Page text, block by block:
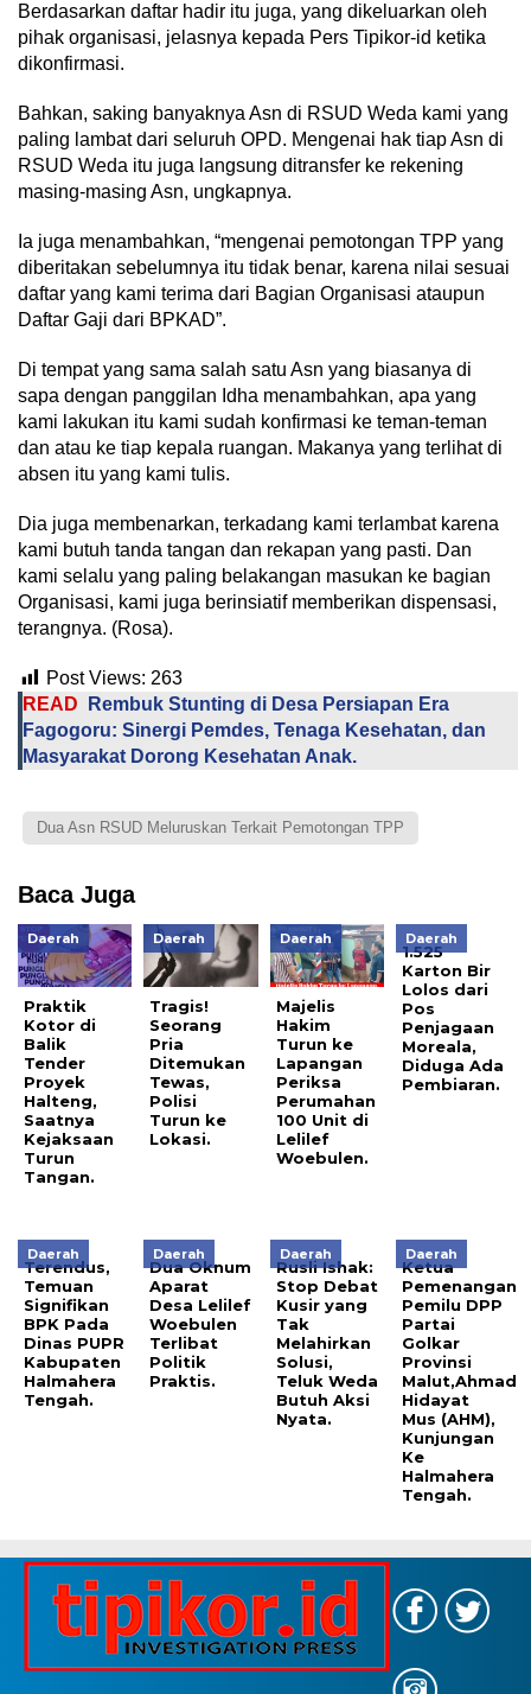
Berdasarkan daftar hadir itu juga, yang dikeluarkan oleh
pihak organisasi, jelasnya kepada Pers Tipikor-id ketika
dikonfirmasi.
Bahkan, saking banyaknya Asn di RSUD Weda kami yang
paling lambat dari seluruh OPD. Mengenai hak tiap Asn di
RSUD Weda itu juga langsung ditransfer ke rekening
masing-masing Asn, ungkapnya.
Ia juga menambahkan, “mengenai pemotongan TPP yang
diberitakan sebelumnya itu tidak benar, karena nilai sesuai
daftar yang kami terima dari Bagian Organisasi ataupun
Daftar Gaji dari BPKAD”.
Di tempat yang sama salah satu Asn yang biasanya di
sapa dengan panggilan Idha menambahkan, apa yang
kami lakukan itu kami sudah konfirmasi ke teman-teman
dan atau ke tiap kepala ruangan. Makanya yang terlihat di
absen itu yang kami tulis.
Dia juga membenarkan, terkadang kami terlambat karena
kami butuh tanda tangan dan rekapan yang pasti. Dan
kami selalu yang paling belakangan masukan ke bagian
Organisasi, kami juga berinsiatif memberikan dispensasi,
terangnya. (Rosa).
Post Views: 263
READ
Rembuk Stunting di Desa Persiapan Era
Fagogoru: Sinergi Pemdes, Tenaga Kesehatan, dan
Masyarakat Dorong Kesehatan Anak.
Dua Asn RSUD Meluruskan Terkait Pemotongan TPP
Baca Juga
Daerah
Praktik
Kotor di
Balik
Tender
Proyek
Halteng,
Saatnya
Kejaksaan
Turun
Tangan.
Daerah
Tragis!
Seorang
Pria
Ditemukan
Tewas,
Polisi
Turun ke
Lokasi.
Daerah
Majelis
Hakim
Turun ke
Lapangan
Periksa
Perumahan
100 Unit di
Lelilef
Woebulen.
Daerah
1.525
Karton Bir
Lolos dari
Pos
Penjagaan
Moreala,
Diduga Ada
Pembiaran.
Daerah
Terendus,
Temuan
Signifikan
BPK Pada
Dinas PUPR
Kabupaten
Halmahera
Tengah.
Daerah
Dua Oknum
Aparat
Desa Lelilef
Woebulen
Terlibat
Politik
Praktis.
Daerah
Rusli Ishak:
Stop Debat
Kusir yang
Tak
Melahirkan
Solusi,
Teluk Weda
Butuh Aksi
Nyata.
Daerah
Ketua
Pemenangan
Pemilu DPP
Partai
Golkar
Provinsi
Malut,Ahmad
Hidayat
Mus (AHM),
Kunjungan
Ke
Halmahera
Tengah.